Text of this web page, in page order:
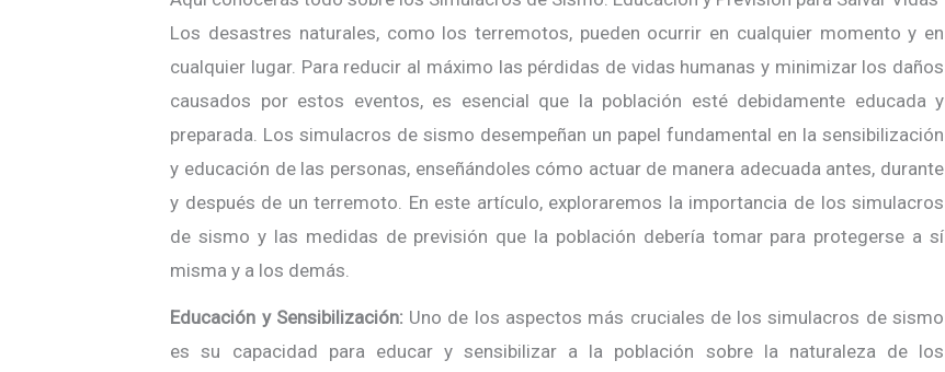
Los desastres naturales, como los terremotos, pueden ocurrir en cualquier momento y en
cualquier lugar. Para reducir al máximo las pérdidas de vidas humanas y minimizar los daños
causados por estos eventos, es esencial que la población esté debidamente educada y
preparada. Los simulacros de sismo desempeñan un papel fundamental en la sensibilización
y educación de las personas, enseñándoles cómo actuar de manera adecuada antes, durante
y después de un terremoto. En este artículo, exploraremos la importancia de los simulacros
de sismo y las medidas de previsión que la población debería tomar para protegerse a sí
misma y a los demás.
Educación y Sensibilización: Uno de los aspectos más cruciales de los simulacros de sismo
es su capacidad para educar y sensibilizar a la población sobre la naturaleza de los